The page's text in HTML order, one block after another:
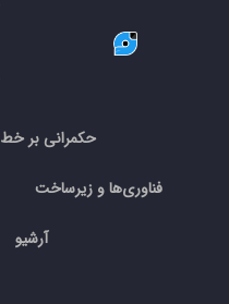
حکمرانی بر خط
فناوری‌ها و زیرساخت
آرشیو